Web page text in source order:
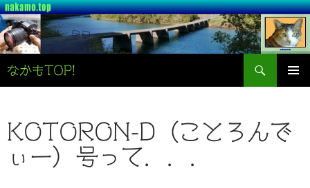
なかもTOP!
検
索
ン
ツ
へ
ス
KOTORON-D（ことろんで
ぃー）号って．．．